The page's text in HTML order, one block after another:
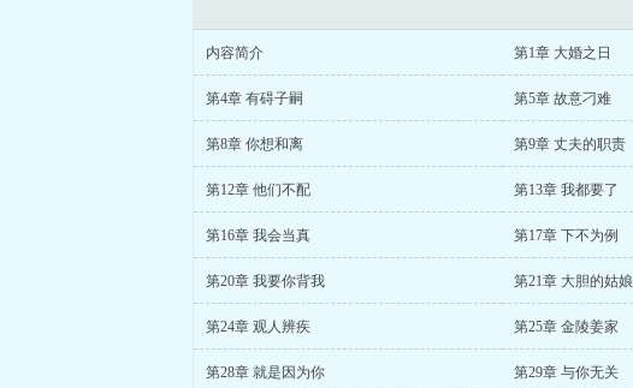
内容简介 第1章 大婚之日
第4章 有碍子嗣 第5章 故意刁难
第8章 你想和离 第9章 丈夫的职责
第12章 他们不配 第13章 我都要了
第16章 我会当真 第17章 下不为例
第20章 我要你背我 第21章 大胆的姑娘
第24章 观人辨疾 第25章 金陵姜家
第28章 就是因为你 第29章 与你无关